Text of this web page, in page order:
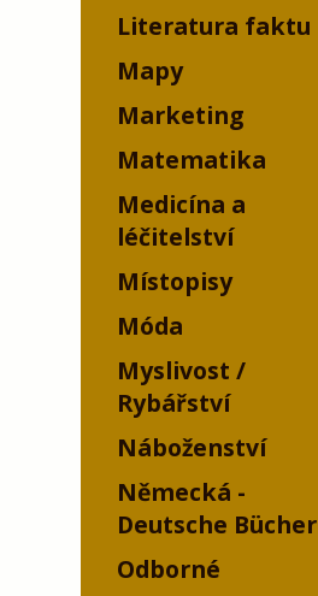
Literatura faktu
Mapy
Marketing
Matematika
Medicína a
léčitelství
Místopisy
Móda
Myslivost /
Rybářství
Náboženství
Německá -
Deutsche Bücher
Odborné